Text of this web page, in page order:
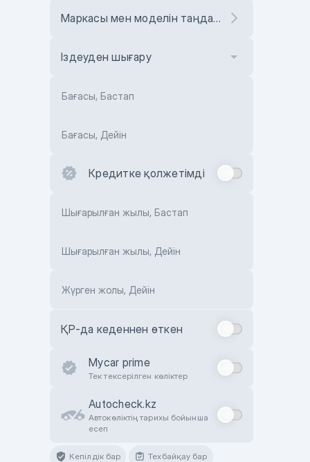
Маркасы мен моделін таңдаңыз
Іздеуден шығару
Бағасы, Бастап
Бағасы, Дейін
Кредитке қолжетімді
Шығарылған жылы, Бастап
Шығарылған жылы, Дейін
Жүрген жолы, Дейін
ҚР-да кеденнен өткен
Mycar prime
Тек тексерілген көліктер
Autocheck.kz
Автокөліктің тарихы бойынша
есеп
Кепілдік бар Техбайқау бар